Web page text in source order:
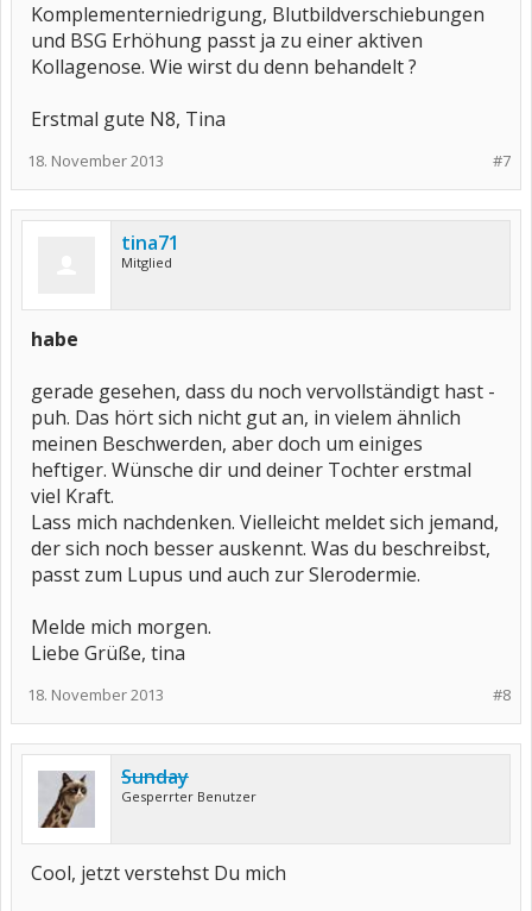
Komplementerniedrigung, Blutbildverschiebungen
und BSG Erhöhung passt ja zu einer aktiven
Kollagenose. Wie wirst du denn behandelt ?
Erstmal gute N8, Tina
#7
18. November 2013
tina71
Mitglied
habe
gerade gesehen, dass du noch vervollständigt hast -
puh. Das hört sich nicht gut an, in vielem ähnlich
meinen Beschwerden, aber doch um einiges
heftiger. Wünsche dir und deiner Tochter erstmal
viel Kraft.
Lass mich nachdenken. Vielleicht meldet sich jemand,
der sich noch besser auskennt. Was du beschreibst,
passt zum Lupus und auch zur Slerodermie.
Melde mich morgen.
Liebe Grüße, tina
#8
18. November 2013
Sunday
Gesperrter Benutzer
Cool, jetzt verstehst Du mich